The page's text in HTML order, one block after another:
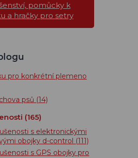
pomůcky k
a hračky pro setry
pro konkrétní plemeno
psů (14)
(165)
s elektronickými
obojky d-control (111)
s GPS obojky pro